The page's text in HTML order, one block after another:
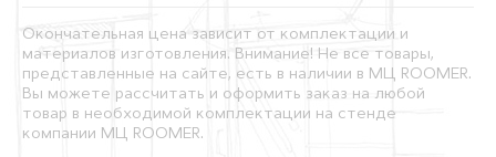
Окончательная цена зависит от комплектации и
материалов изготовления. Внимание! Не все товары,
представленные на сайте, есть в наличии в МЦ ROOMER.
Вы можете рассчитать и оформить заказ на любой
товар в необходимой комплектации на стенде
компании МЦ ROOMER.